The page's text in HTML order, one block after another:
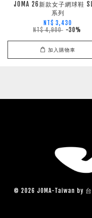
JOMA 26新款女子網球鞋
系列
NT$ 3,430
NT$ 4,900 -30%
加入購物車
© 2026 JOMA-Taiwan by